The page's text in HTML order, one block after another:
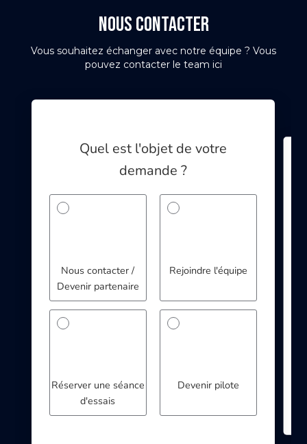
NOUS CONTACTER
Vous souhaitez échanger avec notre équipe ? Vous
pouvez contacter le team ici